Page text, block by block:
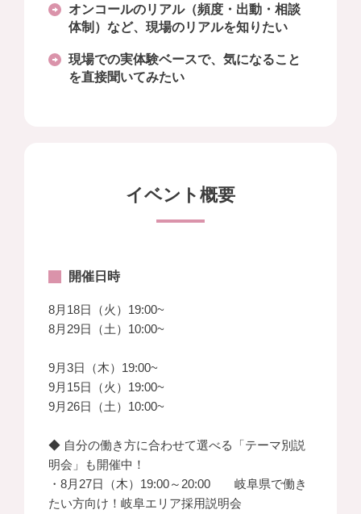
オンコールのリアル（頻度・出動・相談
体制）など、現場のリアルを知りたい
現場での実体験ベースで、気になること
を直接聞いてみたい
イベント概要
開催日時
8月18日（火）19:00~
8月29日（土）10:00~
9月3日（木）19:00~
9月15日（火）19:00~
9月26日（土）10:00~
◆ 自分の働き方に合わせて選べる「テーマ別説
明会」も開催中！
・8月27日（木）19:00～20:00 岐阜県で働き
たい方向け！岐阜エリア採用説明会